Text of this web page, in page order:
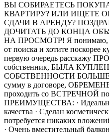
ВЫ СОБИРАЕТЕСЬ
КВАРТИРУ? ИЛИ ИЩЕТЕ
СДАЧИ В АРЕНДУ?
ДОЧИТАТЬ ДО КОНЦА
НА ПРОСМОТР! Я понимаю,
от поиска и хотите поскорее
первую очередь
собственник, БЫЛА
СОБСТВЕННОСТИ БОЛЬШЕ
сумму в договоре,
проходить со ВСТРЕЧНОЙ
ПРЕИМУЩЕСТВА: ·
качества · Сделан
потребуется никаких
· Очень вместительный